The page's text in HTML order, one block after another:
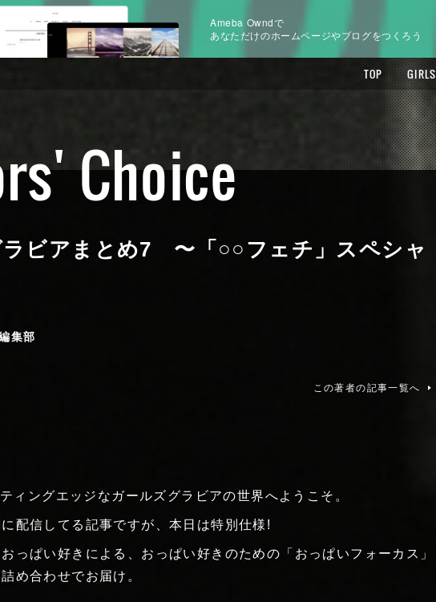
Ameba Owndで
あなただけのホームページやブログをつくろう
TOP GIRLS
Choice
ラビアまとめ7 〜「○○フェチ」スペシャ
集部
この著者の記事一覧へ
ィングエッジなガールズグラビアの世界へようこそ。
配信してる記事ですが、本日は特別仕様!
っぱい好きによる、おっぱい好きのための「おっぱいフォーカス」
め合わせでお届け。